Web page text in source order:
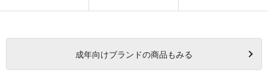
成年向けブランドの商品もみる